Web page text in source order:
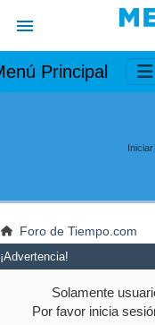
Principal
Foro de Tiempo.com
¡Advertencia!
Solamente
Por favor inicia